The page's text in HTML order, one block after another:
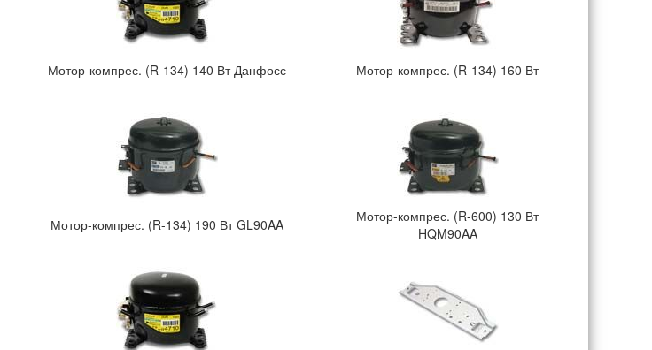
Мотор-компрес. (R-134) 140 Вт Данфосс Мотор-компрес. (R-134) 160 Вт
Мотор-компрес. (R-134) 190 Вт GL90AA
Мотор-компрес. (R-600) 130 Вт
HQM90AA